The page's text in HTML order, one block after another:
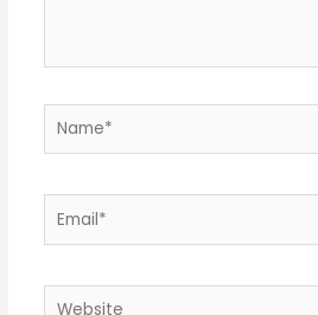
Name*
Email*
Website